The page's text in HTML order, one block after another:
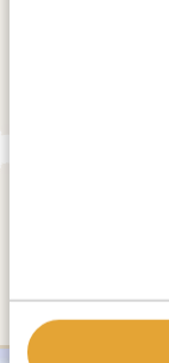
KAMPALA